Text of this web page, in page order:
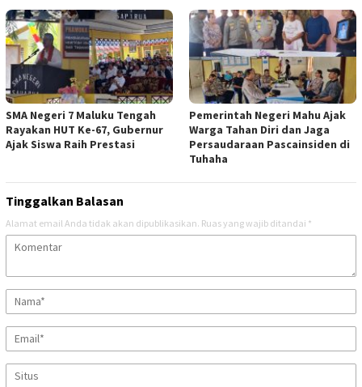
SMA Negeri 7 Maluku Tengah
Rayakan HUT Ke-67, Gubernur
Ajak Siswa Raih Prestasi
Pemerintah Negeri Mahu Ajak
Warga Tahan Diri dan Jaga
Persaudaraan Pascainsiden di
Tuhaha
Tinggalkan Balasan
Alamat email Anda tidak akan dipublikasikan. Ruas yang wajib ditandai *